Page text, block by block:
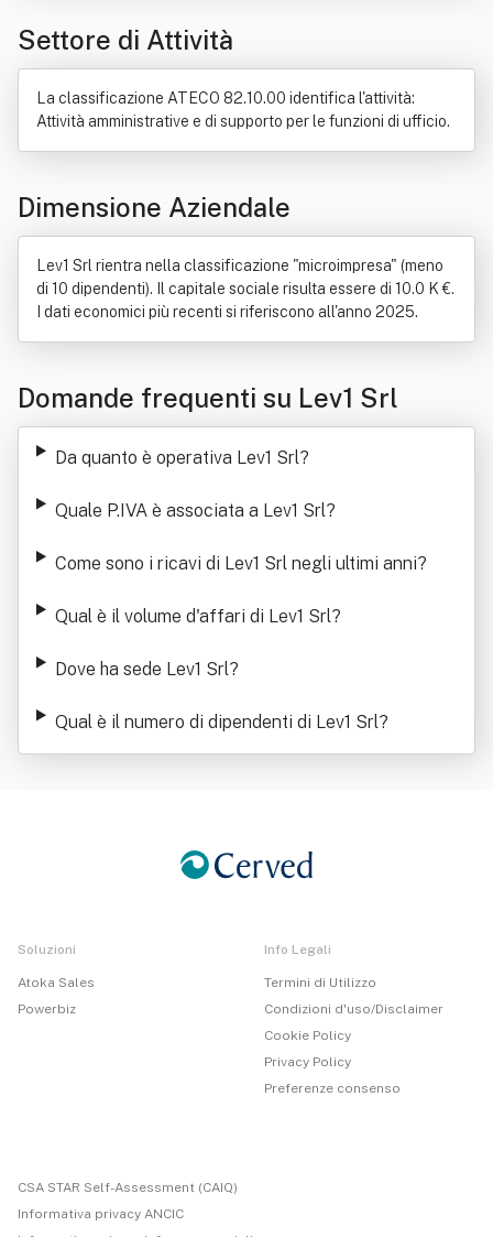
Prodotto (economia)
Risorse umane
Settore di Attività
La classificazione ATECO 82.10.00 identifica l'attività:
Attività amministrative e di supporto per le funzioni di ufficio.
Dimensione Aziendale
Lev1 Srl rientra nella classificazione "microimpresa" (meno
di 10 dipendenti). Il capitale sociale risulta essere di 10.0 K €.
I dati economici più recenti si riferiscono all'anno 2025.
Domande frequenti su Lev1 Srl
Da quanto è operativa Lev1 Srl?
Quale P.IVA è associata a Lev1 Srl?
Come sono i ricavi di Lev1 Srl negli ultimi anni?
Qual è il volume d'affari di Lev1 Srl?
Dove ha sede Lev1 Srl?
Qual è il numero di dipendenti di Lev1 Srl?
Soluzioni
Atoka Sales
Powerbiz
Info Legali
Termini di Utilizzo
Condizioni d'uso/Disclaimer
Cookie Policy
Privacy Policy
Preferenze consenso
CSA STAR Self-Assessment (CAIQ)
Informativa privacy ANCIC